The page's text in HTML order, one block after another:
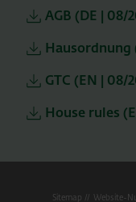
AGB (DE | 08/
Hausordnung
GTC (EN | 08/
House rules
Sitemap
Website-